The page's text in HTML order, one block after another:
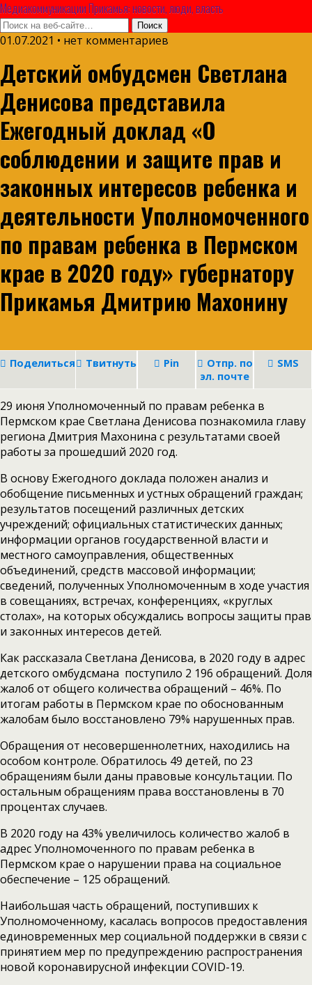
Медиакоммуникации Прикамья: новости, люди, власть
01.07.2021 • нет комментариев
Детский омбудсмен Светлана
Денисова представила
Ежегодный доклад «О
соблюдении и защите прав и
законных интересов ребенка и
деятельности Уполномоченного
по правам ребенка в Пермском
крае в 2020 году» губернатору
Прикамья Дмитрию Махонину
Поделиться Твитнуть Pin
Отпр. по
эл. почте
SMS
29 июня Уполномоченный по правам ребенка в
Пермском крае Светлана Денисова познакомила главу
региона Дмитрия Махонина с результатами своей
работы за прошедший 2020 год.
В основу Ежегодного доклада положен анализ и
обобщение письменных и устных обращений граждан;
результатов посещений различных детских
учреждений; официальных статистических данных;
информации органов государственной власти и
местного самоуправления, общественных
объединений, средств массовой информации;
сведений, полученных Уполномоченным в ходе участия
в совещаниях, встречах, конференциях, «круглых
столах», на которых обсуждались вопросы защиты прав
и законных интересов детей.
Как рассказала Светлана Денисова, в 2020 году в адрес
детского омбудсмана поступило 2 196 обращений. Доля
жалоб от общего количества обращений – 46%. По
итогам работы в Пермском крае по обоснованным
жалобам было восстановлено 79% нарушенных прав.
Обращения от несовершеннолетних, находились на
особом контроле. Обратилось 49 детей, по 23
обращениям были даны правовые консультации. По
остальным обращениям права восстановлены в 70
процентах случаев.
В 2020 году на 43% увеличилось количество жалоб в
адрес Уполномоченного по правам ребенка в
Пермском крае о нарушении права на социальное
обеспечение – 125 обращений.
Наибольшая часть обращений, поступивших к
Уполномоченному, касалась вопросов предоставления
единовременных мер социальной поддержки в связи с
принятием мер по предупреждению распространения
новой коронавирусной инфекции COVID-19.